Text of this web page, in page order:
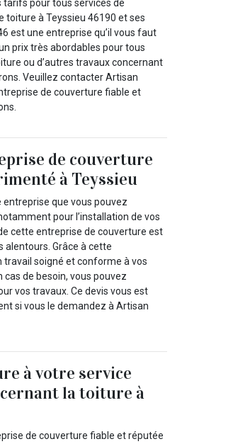
pour tous services de
toiture à Teyssieu 46190 et ses
est une entreprise qu’il vous faut
prix très abordables pour tous
ou d’autres travaux concernant
Veuillez contacter Artisan
de couverture fiable et
de couverture
à Teyssieu
que vous pouvez
pour l’installation de vos
cette entreprise de couverture est
alentours. Grâce à cette
travail soigné et conforme à vos
de besoin, vous pouvez
vos travaux. Ce devis vous est
si vous le demandez à Artisan
à votre service
la toiture à
de couverture fiable et réputée